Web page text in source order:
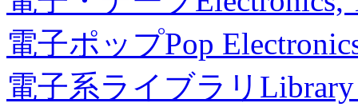
電子ポップPop
電子系ライブラリ